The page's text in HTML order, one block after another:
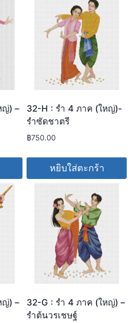
ญ่) –
32-H : รำ 4 ภาค (ใหญ่)-
รำซัดชาตรี
฿750.00
หยิบใส่ตะกร้า
ญ่) –
32-G : รำ 4 ภาค (ใหญ่) –
รำต้นวรเชษฐ์